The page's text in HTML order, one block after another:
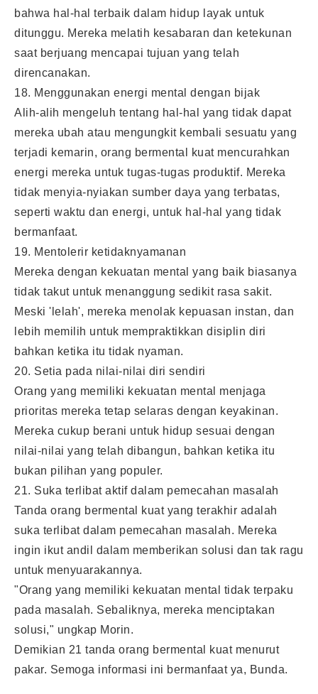
bahwa hal-hal terbaik dalam hidup layak untuk
ditunggu. Mereka melatih kesabaran dan ketekunan
saat berjuang mencapai tujuan yang telah
direncanakan.
18. Menggunakan energi mental dengan bijak
Alih-alih mengeluh tentang hal-hal yang tidak dapat
mereka ubah atau mengungkit kembali sesuatu yang
terjadi kemarin, orang bermental kuat mencurahkan
energi mereka untuk tugas-tugas produktif. Mereka
tidak menyia-nyiakan sumber daya yang terbatas,
seperti waktu dan energi, untuk hal-hal yang tidak
bermanfaat.
19. Mentolerir ketidaknyamanan
Mereka dengan kekuatan mental yang baik biasanya
tidak takut untuk menanggung sedikit rasa sakit.
Meski 'lelah', mereka menolak kepuasan instan, dan
lebih memilih untuk mempraktikkan disiplin diri
bahkan ketika itu tidak nyaman.
20. Setia pada nilai-nilai diri sendiri
Orang yang memiliki kekuatan mental menjaga
prioritas mereka tetap selaras dengan keyakinan.
Mereka cukup berani untuk hidup sesuai dengan
nilai-nilai yang telah dibangun, bahkan ketika itu
bukan pilihan yang populer.
21. Suka terlibat aktif dalam pemecahan masalah
Tanda orang bermental kuat yang terakhir adalah
suka terlibat dalam pemecahan masalah. Mereka
ingin ikut andil dalam memberikan solusi dan tak ragu
untuk menyuarakannya.
"Orang yang memiliki kekuatan mental tidak terpaku
pada masalah. Sebaliknya, mereka menciptakan
solusi," ungkap Morin.
Demikian 21 tanda orang bermental kuat menurut
pakar. Semoga informasi ini bermanfaat ya, Bunda.